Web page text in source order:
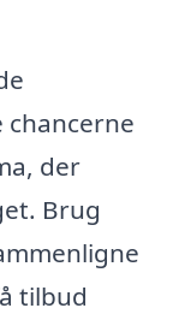
der
Brug
tilbud